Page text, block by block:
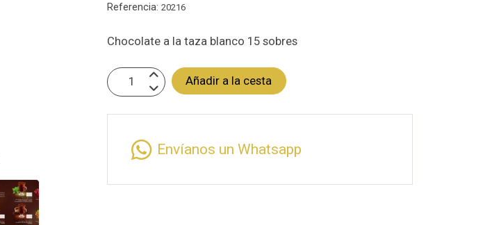
Referencia:20216
Chocolate a la taza blanco 15 sobres
Añadir a la cesta
Envíanos un Whatsapp